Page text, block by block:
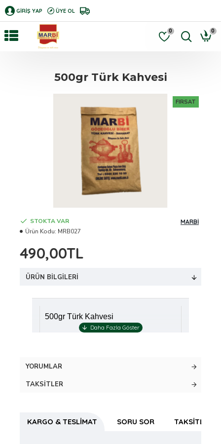
GIRIŞ YAP ÜYE OL
0 0
500gr Türk Kahvesi
FIRSAT
490,00TL
STOKTA VAR
Ürün Kodu: MRB027
MARBİ
ÜRÜN BILGILERI
500gr Türk Kahvesi
YORUMLAR
TAKSITLER
KARGO & TESLIMAT SORU SOR TAKSITLER